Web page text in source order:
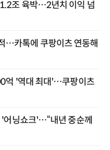
조 육박…2년치 이익 넘
…카톡에 쿠팡이츠 연동해
억 '역대 최대'…쿠팡이츠
'어닝쇼크'…“내년 중순께